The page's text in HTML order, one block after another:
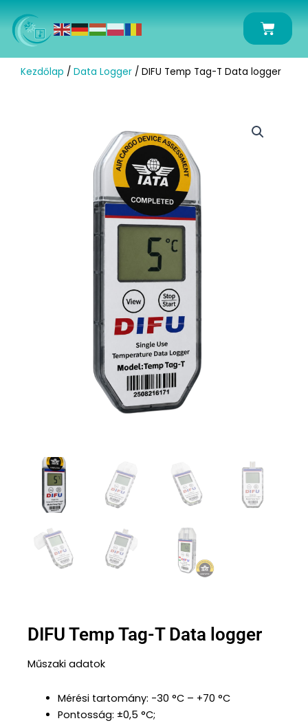
Skip
to
content
Kosár
Kezdőlap / Data Logger / DIFU Temp Tag-T Data logger
DIFU Temp Tag-T Data logger
Műszaki adatok
Mérési tartomány: -30 °C – +70 °C
Pontosság: ±0,5 °C;